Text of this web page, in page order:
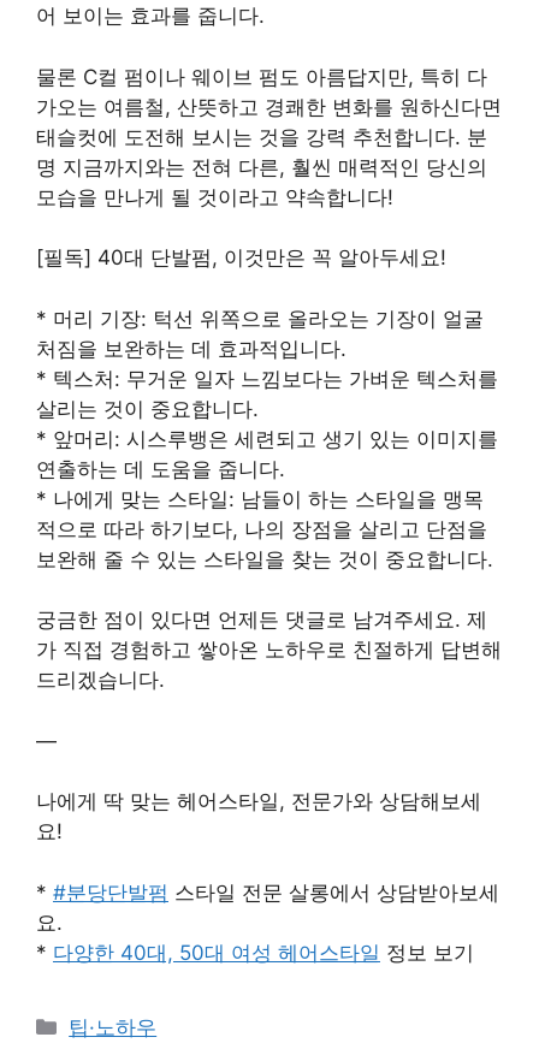
어 보이는 효과를 줍니다.
물론 C컬 펌이나 웨이브 펌도 아름답지만, 특히 다
가오는 여름철, 산뜻하고 경쾌한 변화를 원하신다면
태슬컷에 도전해 보시는 것을 강력 추천합니다. 분
명 지금까지와는 전혀 다른, 훨씬 매력적인 당신의
모습을 만나게 될 것이라고 약속합니다!
[필독] 40대 단발펌, 이것만은 꼭 알아두세요!
* 머리 기장: 턱선 위쪽으로 올라오는 기장이 얼굴
처짐을 보완하는 데 효과적입니다.
* 텍스처: 무거운 일자 느낌보다는 가벼운 텍스처를
살리는 것이 중요합니다.
* 앞머리: 시스루뱅은 세련되고 생기 있는 이미지를
연출하는 데 도움을 줍니다.
* 나에게 맞는 스타일: 남들이 하는 스타일을 맹목
적으로 따라 하기보다, 나의 장점을 살리고 단점을
보완해 줄 수 있는 스타일을 찾는 것이 중요합니다.
궁금한 점이 있다면 언제든 댓글로 남겨주세요. 제
가 직접 경험하고 쌓아온 노하우로 친절하게 답변해
드리겠습니다.
—
나에게 딱 맞는 헤어스타일, 전문가와 상담해보세
요!
* #분당단발펌 스타일 전문 살롱에서 상담받아보세
요.
* 다양한 40대, 50대 여성 헤어스타일 정보 보기
Categories
팁·노하우